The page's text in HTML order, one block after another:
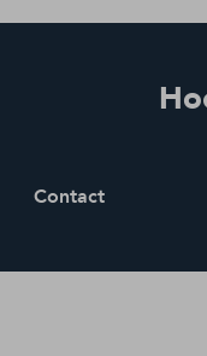
Contact